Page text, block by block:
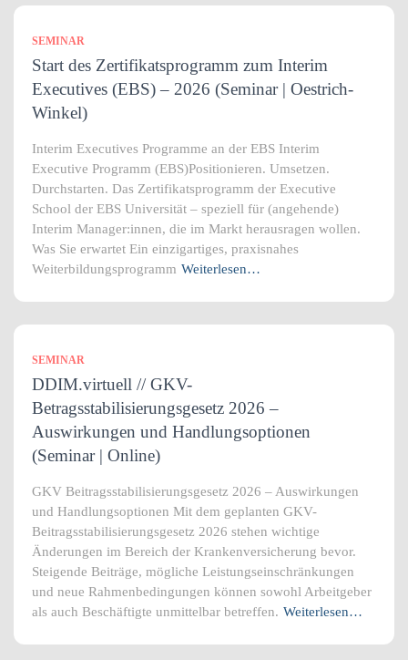
SEMINAR
Start des Zertifikatsprogramm zum Interim
Executives (EBS) – 2026 (Seminar | Oestrich-
Winkel)
Interim Executives Programme an der EBS Interim
Executive Programm (EBS)Positionieren. Umsetzen.
Durchstarten. Das Zertifikatsprogramm der Executive
School der EBS Universität – speziell für (angehende)
Interim Manager:innen, die im Markt herausragen wollen.
Was Sie erwartet Ein einzigartiges, praxisnahes
Weiterbildungsprogramm Weiterlesen…
SEMINAR
DDIM.virtuell // GKV-
Betragsstabilisierungsgesetz 2026 –
Auswirkungen und Handlungsoptionen
(Seminar | Online)
GKV Beitragsstabilisierungsgesetz 2026 – Auswirkungen
und Handlungsoptionen Mit dem geplanten GKV-
Beitragsstabilisierungsgesetz 2026 stehen wichtige
Änderungen im Bereich der Krankenversicherung bevor.
Steigende Beiträge, mögliche Leistungseinschränkungen
und neue Rahmenbedingungen können sowohl Arbeitgeber
als auch Beschäftigte unmittelbar betreffen. Weiterlesen…